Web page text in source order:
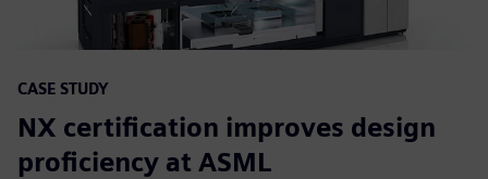
CASE STUDY
NX certification improves design
proficiency at ASML